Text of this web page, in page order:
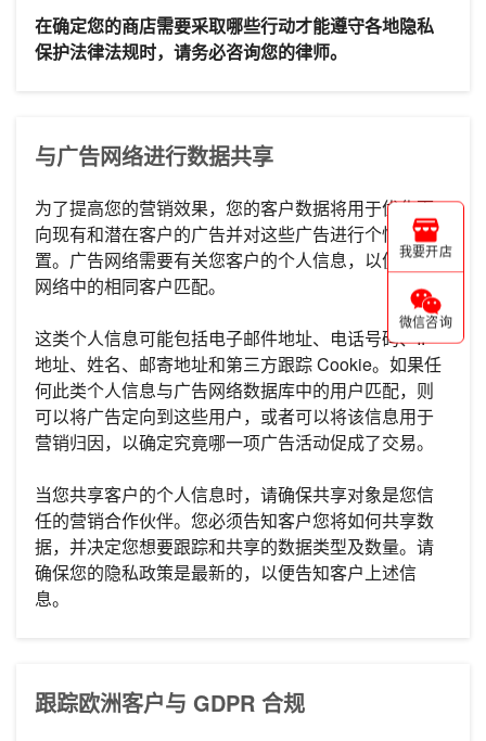
在确定您的商店需要采取哪些行动才能遵守各地隐私
保护法律法规时，请务必咨询您的律师。
与广告网络进行数据共享
为了提高您的营销效果，您的客户数据将用于优化面
向现有和潜在客户的广告并对这些广告进行个性化设
置。广告网络需要有关您客户的个人信息，以便与其
网络中的相同客户匹配。
这类个人信息可能包括电子邮件地址、电话号码、IP
地址、姓名、邮寄地址和第三方跟踪 Cookie。如果任
何此类个人信息与广告网络数据库中的用户匹配，则
可以将广告定向到这些用户，或者可以将该信息用于
营销归因，以确定究竟哪一项广告活动促成了交易。
当您共享客户的个人信息时，请确保共享对象是您信
任的营销合作伙伴。您必须告知客户您将如何共享数
据，并决定您想要跟踪和共享的数据类型及数量。请
确保您的隐私政策是最新的，以便告知客户上述信
息。
跟踪欧洲客户与 GDPR 合规
我要开店
微信咨询